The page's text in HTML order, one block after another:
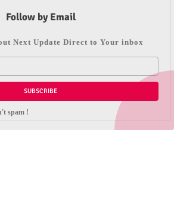
Follow by Email
Next Update Direct to Your inbox
spam !